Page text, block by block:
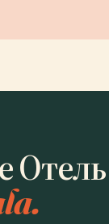
Отель